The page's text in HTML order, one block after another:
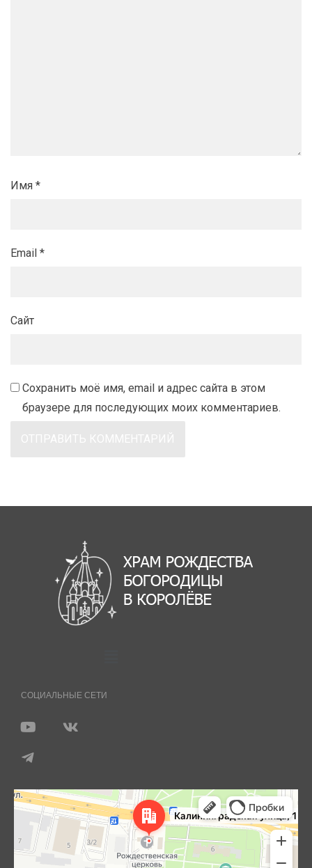
Имя *
Email *
Сайт
Сохранить моё имя, email и адрес сайта в этом
браузере для последующих моих комментариев.
СОЦИАЛЬНЫЕ СЕТИ
Королёв
Яндекс Карты — транспорт, навигация, поиск мест